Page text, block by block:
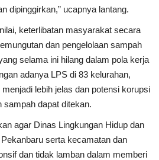
dipinggirkan,” ucapnya lantang.
keterlibatan masyarakat secara
dan pengelolaan sampah
selama ini hilang dalam pola kerja
adanya LPS di 83 kelurahan,
lebih jelas dan potensi korupsi
sampah dapat ditekan.
agar Dinas Lingkungan Hidup dan
serta kecamatan dan
dan tidak lamban dalam memberi